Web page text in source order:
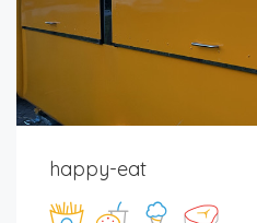
happy-eat